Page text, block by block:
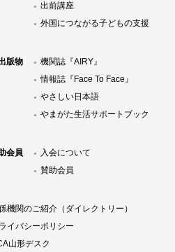
出前講座
外国につながる子どもの支援
版物
機関誌『AIRY』
情報誌『Face To Face』
やさしい日本語
やまがた生活サポートブック
会員
入会について
賛助会員
機関のご紹介（ダイレクトリー）
イバシーポリシー
山形デスク